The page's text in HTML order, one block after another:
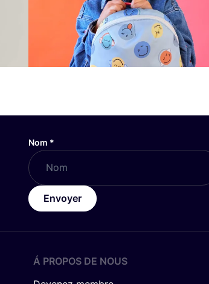
Nom *
Envoyer
Á PROPOS DE NOUS